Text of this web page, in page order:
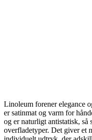
Linoleum forener elegance
er satinmat og varm for
og er naturligt antistatisk,
overfladetyper. Det giver et